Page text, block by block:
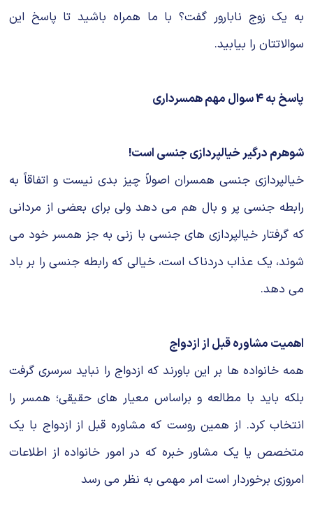
به یک زوج نابارور گفت؟ با ما همراه باشید تا پاسخ این
سوالاتتان را بیابید.
پاسخ به 4 سوال مهم همسرداری
شوهرم درگیر خیالپردازی جنسی است!
خیالپردازی جنسی همسران اصولاً چیز بدی نیست و اتفاقاً به
رابطه جنسی پر و بال هم می دهد ولی برای بعضی از مردانی
که گرفتار خیالپردازی های جنسی با زنی به جز همسر خود می
شوند، یک عذاب دردناک است، خیالی که رابطه جنسی را بر باد
می دهد.
اهمیت مشاوره قبل از ازدواج
همه خانواده ها بر این باورند که ازدواج را نباید سرسری گرفت
بلکه باید با مطالعه و براساس معیار های حقیقی؛ همسر را
انتخاب کرد. از همین روست که مشاوره قبل از ازدواج با یک
متخصص یا یک مشاور خبره که در امور خانواده از اطلاعات
امروزی برخوردار است امر مهمی به نظر می رسد